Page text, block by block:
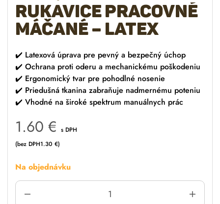
Rukavice pracovné
máčané – latex
✔️ Latexová úprava pre pevný a bezpečný úchop
✔️ Ochrana proti oderu a mechanickému poškodeniu
✔️ Ergonomický tvar pre pohodlné nosenie
✔️ Priedušná tkanina zabraňuje nadmernému poteniu
✔️ Vhodné na široké spektrum manuálnych prác
1.60 € s DPH
(bez DPH1.30 €)
Na objednávku